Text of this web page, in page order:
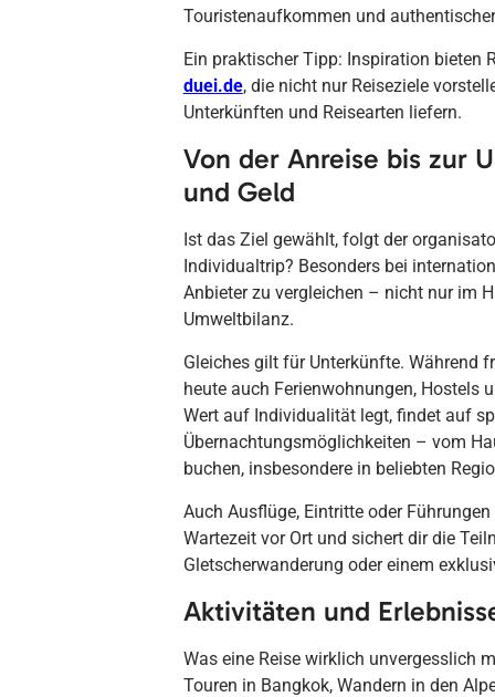
Touristenaufkommen und
Ein praktischer Tipp: Inspiration bieten
duei.de, die nicht nur Reiseziele
Unterkünften und Reisearten liefern.
Von der Anreise bis zur
und Geld
Ist das Ziel gewählt, folgt der
Individualtrip? Besonders bei
Anbieter zu vergleichen – nicht nur im
Umweltbilanz.
Gleiches gilt für Unterkünfte. Während
heute auch Ferienwohnungen, Hostels
Wert auf Individualität legt, findet auf
Übernachtungsmöglichkeiten – vom
buchen, insbesondere in beliebten
Auch Ausflüge, Eintritte oder
Wartezeit vor Ort und sichert dir die
Gletscherwanderung oder einem
Aktivitäten und
Was eine Reise wirklich unvergesslich
Touren in Bangkok, Wandern in den